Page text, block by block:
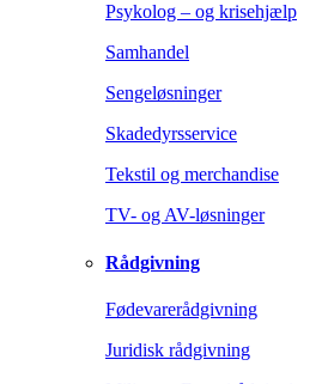
Psykolog – og krisehjælp
Samhandel
Sengeløsninger
Skadedyrsservice
Tekstil og merchandise
TV- og AV-løsninger
Rådgivning
Fødevarerådgivning
Juridisk rådgivning